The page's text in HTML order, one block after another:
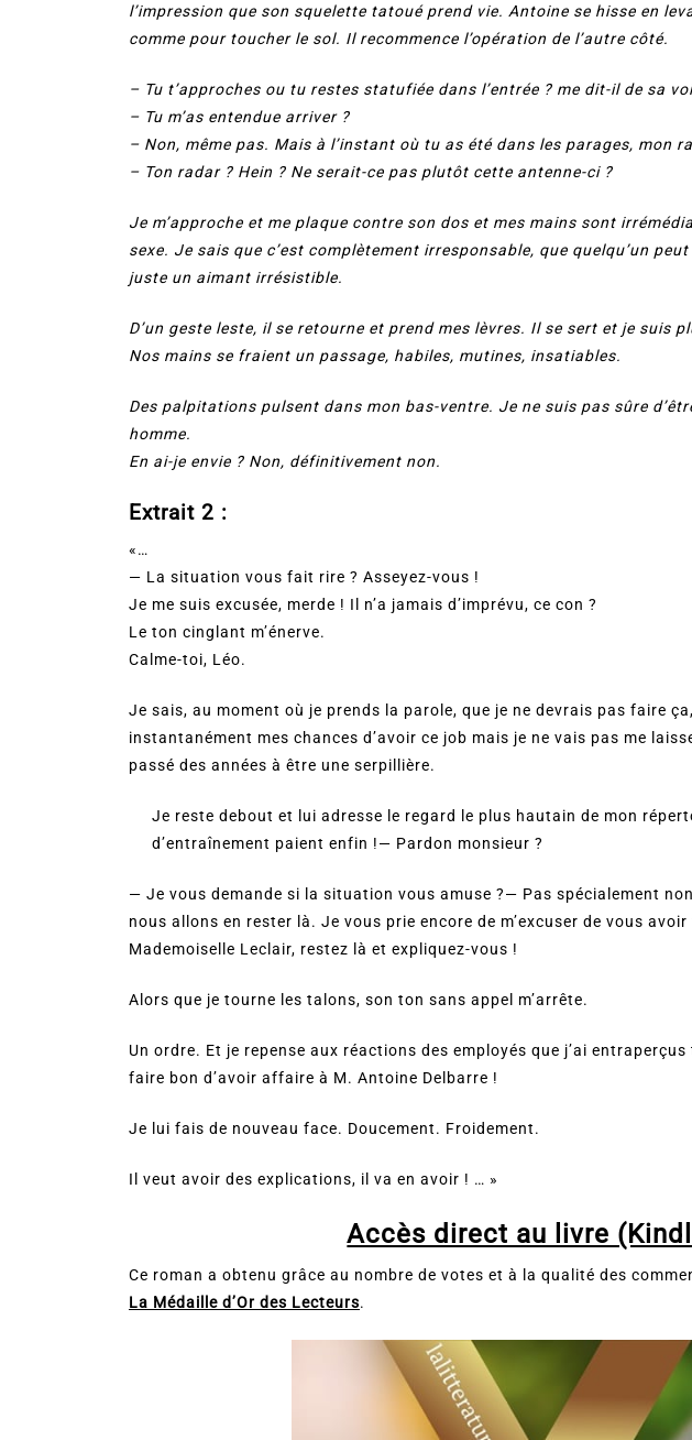
l’impression que son squelette tatoué prend vie. Antoine se hisse en
comme pour toucher le sol. Il recommence l’opération de l’autre côté.
– Tu t’approches ou tu restes statufiée dans l’entrée ? me dit-il de sa
– Tu m’as entendue arriver ?
– Non, même pas. Mais à l’instant où tu as été dans les parages, mon
– Ton radar ? Hein ? Ne serait-ce pas plutôt cette antenne-ci ?
Je m’approche et me plaque contre son dos et mes mains sont
sexe. Je sais que c’est complètement irresponsable, que quelqu’un
juste un aimant irrésistible.
D’un geste leste, il se retourne et prend mes lèvres. Il se sert et je suis
Nos mains se fraient un passage, habiles, mutines, insatiables.
Des palpitations pulsent dans mon bas-ventre. Je ne suis pas sûre
homme.
En ai-je envie ? Non, définitivement non.
Extrait 2 :
«…
— La situation vous fait rire ? Asseyez-vous !
Je me suis excusée, merde ! Il n’a jamais d’imprévu, ce con ?
Le ton cinglant m’énerve.
Calme-toi, Léo.
Je sais, au moment où je prends la parole, que je ne devrais pas faire
instantanément mes chances d’avoir ce job mais je ne vais pas me
passé des années à être une serpillière.
Je reste debout et lui adresse le regard le plus hautain de mon
d’entraînement paient enfin !— Pardon monsieur ?
— Je vous demande si la situation vous amuse ?— Pas spécialement
nous allons en rester là. Je vous prie encore de m’excuser de vous
Mademoiselle Leclair, restez là et expliquez-vous !
Alors que je tourne les talons, son ton sans appel m’arrête.
Un ordre. Et je repense aux réactions des employés que j’ai
faire bon d’avoir affaire à M. Antoine Delbarre !
Je lui fais de nouveau face. Doucement. Froidement.
Il veut avoir des explications, il va en avoir ! … »
Accès direct au livre
Ce roman a obtenu grâce au nombre de votes et à la qualité des
La Médaille d’Or des Lecteurs.